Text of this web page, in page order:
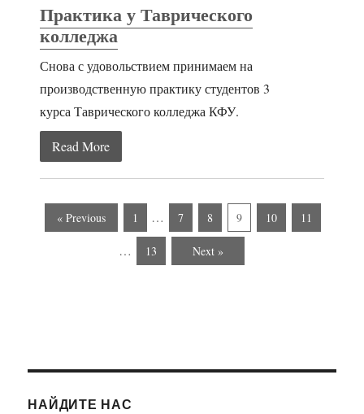
Практика у Таврического
колледжа
Снова с удовольствием принимаем на
производственную практику студентов 3
курса Таврического колледжа КФУ.
Read More
« Previous 1 … 7 8 9 10 11
… 13 Next »
НАЙДИТЕ НАС